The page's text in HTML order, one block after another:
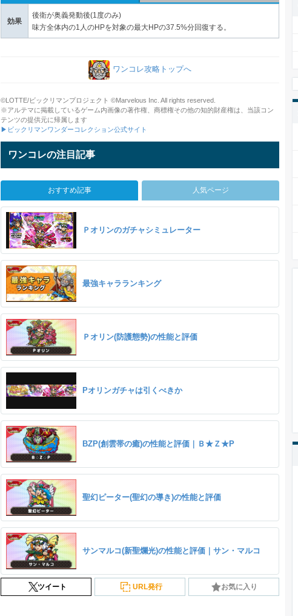
効果
後衛が奥義発動後(1度のみ)
味方全体内の1人のHPを対象の最大HPの37.5%分回復する。
ワンコレ攻略トップへ
©LOTTE/ビックリマンプロジェクト ©Marvelous Inc. All rights reserved.
※アルテマに掲載しているゲーム内画像の著作権、商標権その他の知的財産権は、当該コン
テンツの提供元に帰属します
▶ビックリマンワンダーコレクション公式サイト
ワンコレの注目記事
おすすめ記事 人気ページ
Ｐオリンのガチャシミュレーター
最強キャラランキング
Ｐオリン(防護態勢)の性能と評価
Pオリンガチャは引くべきか
BZP(創雲帯の癒)の性能と評価｜Ｂ★Ｚ★P
聖幻ピーター(聖幻の導き)の性能と評価
サンマルコ(新聖爛光)の性能と評価｜サン・マルコ
ツイート URL発行 お気に入り